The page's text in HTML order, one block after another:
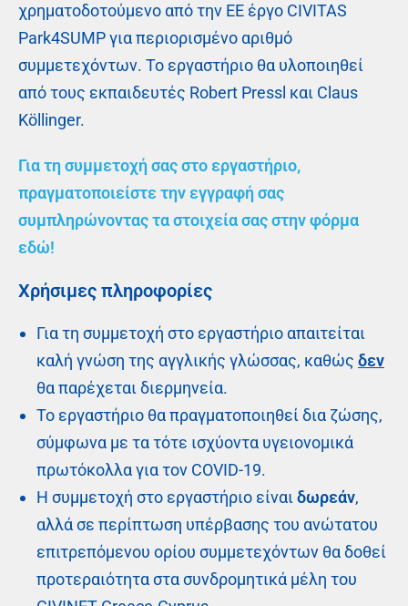
χρηματοδοτούμενο από την ΕΕ έργο CIVITAS
Park4SUMP για περιορισμένο αριθμό
συμμετεχόντων. Το εργαστήριο θα υλοποιηθεί
από τους εκπαιδευτές Robert Pressl και Claus
Köllinger.
Για τη συμμετοχή σας στο εργαστήριο,
πραγματοποιείστε την εγγραφή σας
συμπληρώνοντας τα στοιχεία σας στην φόρμα
εδώ!
Χρήσιμες πληροφορίες
Για τη συμμετοχή στο εργαστήριο απαιτείται
καλή γνώση της αγγλικής γλώσσας, καθώς δεν
θα παρέχεται διερμηνεία.
Το εργαστήριο θα πραγματοποιηθεί δια ζώσης,
σύμφωνα με τα τότε ισχύοντα υγειονομικά
πρωτόκολλα για τον COVID-19.
Η συμμετοχή στο εργαστήριο είναι δωρεάν,
αλλά σε περίπτωση υπέρβασης του ανώτατου
επιτρεπόμενου ορίου συμμετεχόντων θα δοθεί
προτεραιότητα στα συνδρομητικά μέλη του